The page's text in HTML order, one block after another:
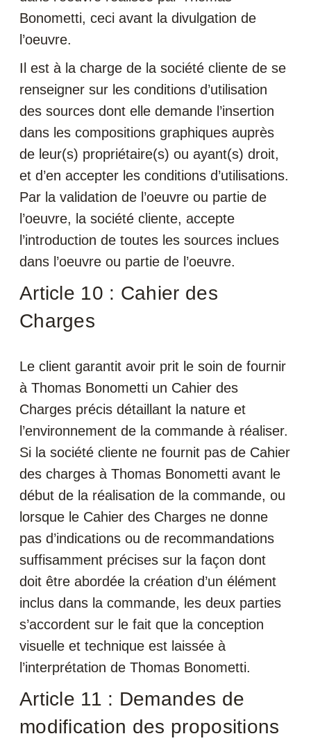
Bonometti, ceci avant la divulgation de
l’oeuvre.
Il est à la charge de la société cliente de se
renseigner sur les conditions d’utilisation
des sources dont elle demande l’insertion
dans les compositions graphiques auprès
de leur(s) propriétaire(s) ou ayant(s) droit,
et d’en accepter les conditions d’utilisations.
Par la validation de l’oeuvre ou partie de
l’oeuvre, la société cliente, accepte
l’introduction de toutes les sources inclues
dans l’oeuvre ou partie de l’oeuvre.
Article 10 : Cahier des
Charges
Le client garantit avoir prit le soin de fournir
à Thomas Bonometti un Cahier des
Charges précis détaillant la nature et
l’environnement de la commande à réaliser.
Si la société cliente ne fournit pas de Cahier
des charges à Thomas Bonometti avant le
début de la réalisation de la commande, ou
lorsque le Cahier des Charges ne donne
pas d’indications ou de recommandations
suffisamment précises sur la façon dont
doit être abordée la création d’un élément
inclus dans la commande, les deux parties
s’accordent sur le fait que la conception
visuelle et technique est laissée à
l’interprétation de Thomas Bonometti.
Article 11 : Demandes de
modification des propositions